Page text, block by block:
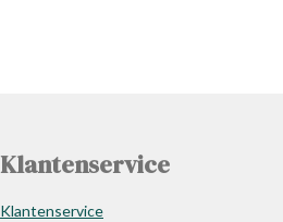
Klantenservice
Klantenservice